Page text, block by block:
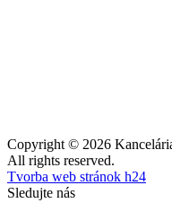
Copyright © 2026
All rights reserved.
Tvorba web stránok h24
Sledujte nás